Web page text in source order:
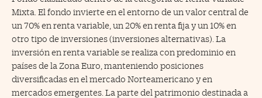
Mixta. El fondo invierte en el entorno de un valor central de
un 70% en renta variable, un 20% en renta fija y un 10% en
otro tipo de inversiones (inversiones alternativas). La
inversión en renta variable se realiza con predominio en
países de la Zona Euro, manteniendo posiciones
diversificadas en el mercado Norteamericano y en
mercados emergentes. La parte del patrimonio destinada a